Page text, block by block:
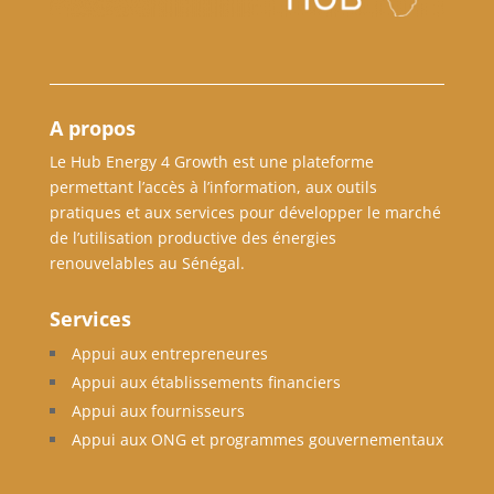
A propos
Le Hub Energy 4 Growth est une plateforme
permettant l’accès à l’information, aux outils
pratiques et aux services pour développer le marché
de l’utilisation productive des énergies
renouvelables au Sénégal.
Services
Appui aux entrepreneures
Appui aux établissements financiers
Appui aux fournisseurs
Appui aux ONG et programmes gouvernementaux